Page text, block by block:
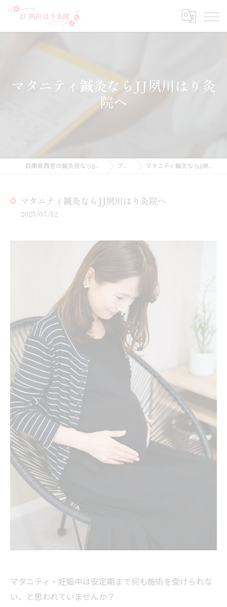
マタニティ鍼灸ならJJ夙川はり灸
院へ
兵庫県西宮の鍼灸院ならJJ夙川はり灸院 ブログ マタニティ鍼灸ならJJ夙川はり灸院へ
マタニティ鍼灸ならJJ夙川はり灸院へ
2025/07/12
マタニティ・妊娠中は安定期まで何も施術を受けられな
い、と思われていませんか？